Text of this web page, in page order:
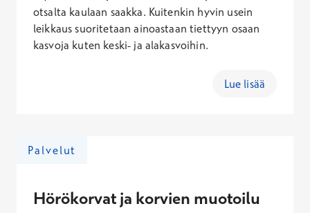
otsalta kaulaan saakka. Kuitenkin hyvin usein
leikkaus suoritetaan ainoastaan tiettyyn osaan
kasvoja kuten keski- ja alakasvoihin.
Lue lisää
Palvelut
Hörökorvat ja korvien muotoilu